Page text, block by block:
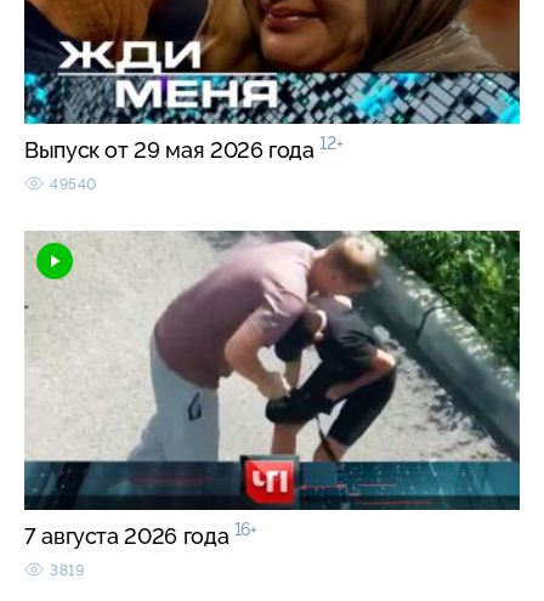
Выпуск от 29 мая 2026 года 12+
49540
7 августа 2026 года 16+
3819